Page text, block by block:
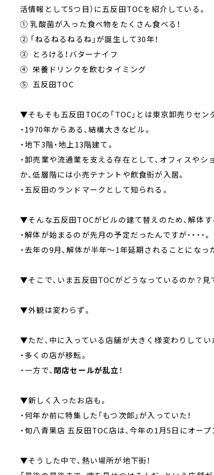
活情報として5つ目）に五反田TOCを紹介している。
① 乳酸菌が入った食べ物をたくさん食べる！
② 「ねるねるねるね」が誕生して30年！
③ とろける！バターナイフ
④ 栄養ドリンクを飲むタイミング
⑤ 五反田TOC
▼そもそも五反田TOCの「TOC」とは東京卸売りセン
・1970年からある、結構大きなビル。
・地下3階・地上13階建て。
・卸売業や流通業を支える存在として、オフィスやシ
か、低層階には小売テナントや飲食街が入居。
・五反田のランドマークとして知られる。
▼そんな五反田TOCがビルの建て替えのため、解体
・解体が始まるのが先月の予定だったんですが・・・・。
・去年の9月、解体が半年～1年延期されることになっ
▼そこで、いま五反田TOCがどうなっているのか？見
▼外観は変わらず。
▼ただ、中に入っている店舗が大きく様変わりしてい
・多くの店が移転。
・一方で、 閉店セールが乱立 ！
▼新しく入ったお店も。
・何年か前に特集した「もつ次郎」が入っていた！
・旬八青果店 五反田TOC店は、今年の1月5日にオープ
▼そうした中で、熱い場所が地下街！